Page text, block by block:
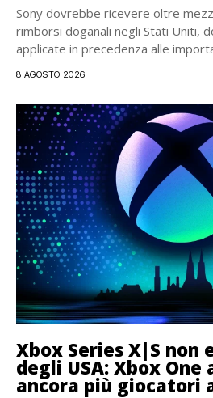
Sony dovrebbe ricevere oltre
rimborsi doganali negli Stati Uniti,
applicate in precedenza alle
8 AGOSTO 2026
Xbox Series X|S non
degli USA: Xbox One
ancora più giocatori